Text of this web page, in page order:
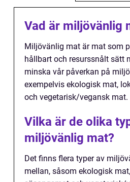
Vad är miljövänlig
Miljövänlig mat är mat som
hållbart och resurssnålt sätt
minska vår påverkan på
exempelvis ekologisk mat,
och vegetarisk/vegansk mat.
Vilka är de olika
miljövänlig mat?
Det finns flera typer av
mellan, såsom ekologisk